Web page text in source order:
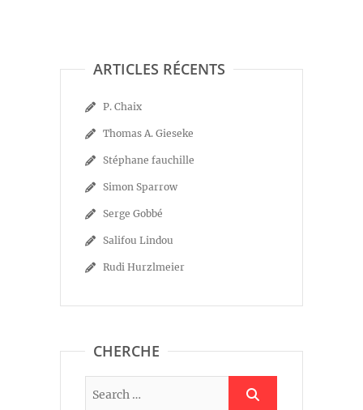
ARTICLES RÉCENTS
P. Chaix
Thomas A. Gieseke
Stéphane fauchille
Simon Sparrow
Serge Gobbé
Salifou Lindou
Rudi Hurzlmeier
CHERCHE